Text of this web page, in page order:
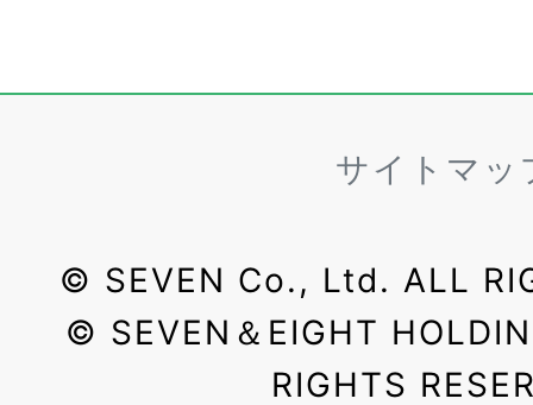
サイトマッ
© SEVEN Co., Ltd. ALL
© SEVEN＆EIGHT
RIGHTS